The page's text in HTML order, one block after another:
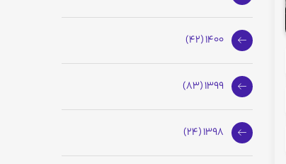
1400 (42)
1399 (83)
1398 (24)